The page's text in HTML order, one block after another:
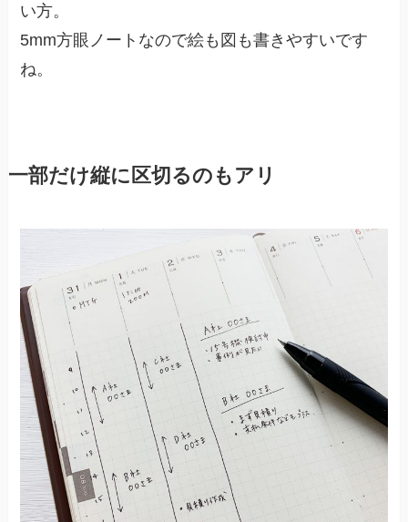
い方。
5mm方眼ノートなので絵も図も書きやすいです
ね。
一部だけ縦に区切るのもアリ